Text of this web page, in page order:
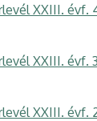
XXIII. évf.
XXIII. évf.
XXIII. évf.